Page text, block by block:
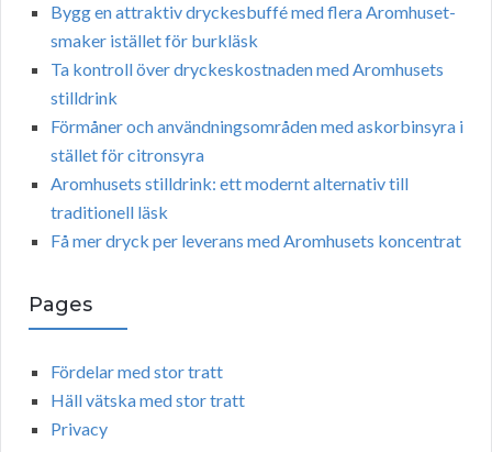
Bygg en attraktiv dryckesbuffé med flera Aromhuset-
smaker istället för burkläsk
Ta kontroll över dryckeskostnaden med Aromhusets
stilldrink
Förmåner och användningsområden med askorbinsyra i
stället för citronsyra
Aromhusets stilldrink: ett modernt alternativ till
traditionell läsk
Få mer dryck per leverans med Aromhusets koncentrat
Pages
Fördelar med stor tratt
Häll vätska med stor tratt
Privacy